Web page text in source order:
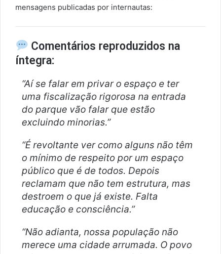
mensagens publicadas por internautas:
Comentários reproduzidos na
íntegra:
“Aí se falar em privar o espaço e ter
uma fiscalização rigorosa na entrada
do parque vão falar que estão
excluindo minorias.”
“É revoltante ver como alguns não têm
o mínimo de respeito por um espaço
público que é de todos. Depois
reclamam que não tem estrutura, mas
destroem o que já existe. Falta
educação e consciência.”
“Não adianta, nossa população não
merece uma cidade arrumada. O povo